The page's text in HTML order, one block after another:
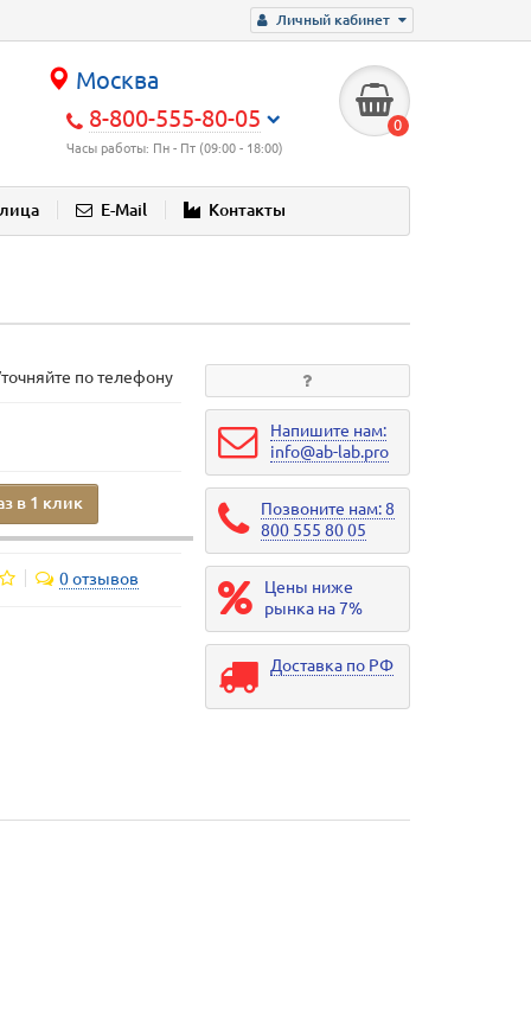
Личный кабинет
Москва
8-800-555-80-05
Часы работы: Пн - Пт (09:00 - 18:00)
0
E-Mail Контакты
по телефону
в 1 клик
0 отзывов
Напишите нам:
info@ab-lab.pro
Позвоните нам: 8
800 555 80 05
Цены ниже
рынка на 7%
Доставка по РФ